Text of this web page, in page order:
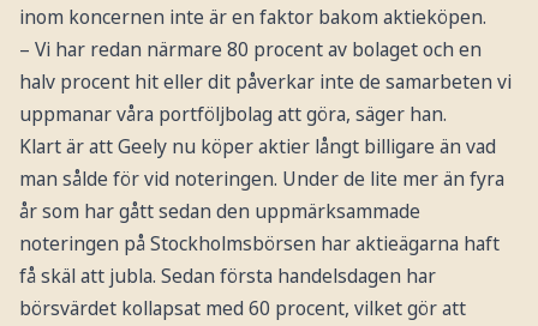
inom koncernen inte är en faktor bakom aktieköpen.
– Vi har redan närmare 80 procent av bolaget och en
halv procent hit eller dit påverkar inte de samarbeten vi
uppmanar våra portföljbolag att göra, säger han.
Klart är att Geely nu köper aktier långt billigare än vad
man sålde för vid noteringen. Under de lite mer än fyra
år som har gått sedan den uppmärksammade
noteringen på Stockholmsbörsen har aktieägarna haft
få skäl att jubla. Sedan första handelsdagen har
börsvärdet kollapsat med 60 procent, vilket gör att